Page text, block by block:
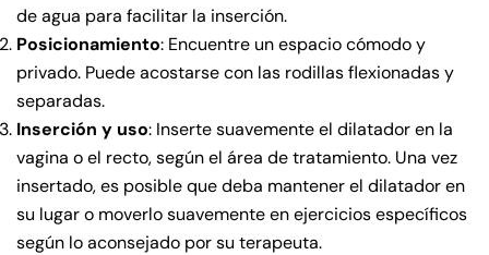
de agua para facilitar la inserción.
Posicionamiento: Encuentre un espacio cómodo y
privado. Puede acostarse con las rodillas flexionadas y
separadas.
Inserción y uso: Inserte suavemente el dilatador en la
vagina o el recto, según el área de tratamiento. Una vez
insertado, es posible que deba mantener el dilatador en
su lugar o moverlo suavemente en ejercicios específicos
según lo aconsejado por su terapeuta.